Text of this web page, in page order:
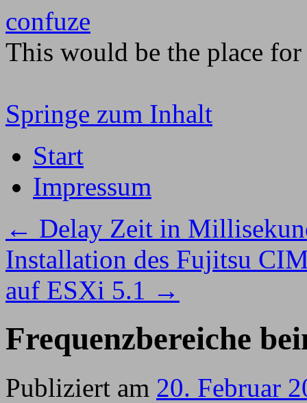
confuze
This would be the place
Springe zum Inhalt
Start
Impressum
← Delay Zeit in
Installation des Fujitsu
auf ESXi 5.1 →
Frequenzbereiche
Publiziert am 20. Februar